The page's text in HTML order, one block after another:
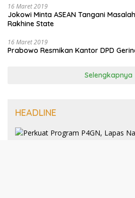
16 Maret 2019
Jokowi Minta ASEAN Tangani
Rakhine State
16 Maret 2019
Prabowo Resmikan Kantor DPD
Selengkapnya
HEADLINE